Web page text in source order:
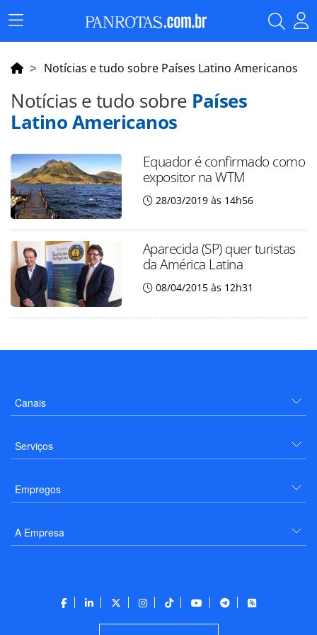
Menu
Principal
Notícias e tudo sobre Países Latino Americanos
Notícias e tudo sobre Países
Latino Americanos
Equador é confirmado como
expositor na WTM
28/03/2019 às 14h56
Aparecida (SP) quer turistas
da América Latina
08/04/2015 às 12h31
Canais
Serviços
Empregos
A Empresa